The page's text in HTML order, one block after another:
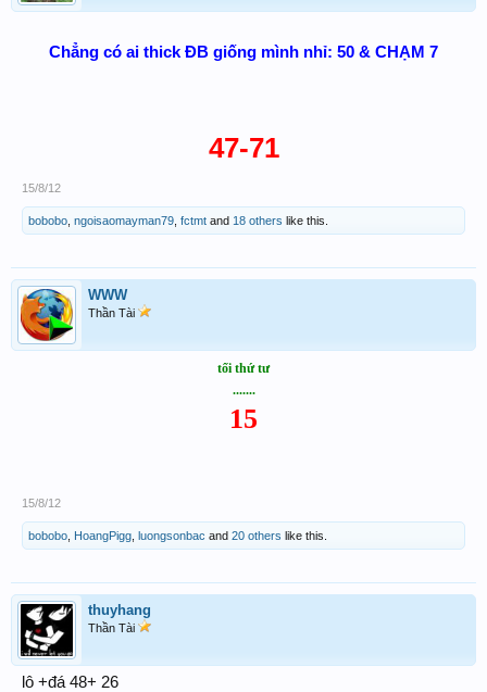
Chẳng có ai thick ĐB giống mình nhỉ: 50 & CHẠM 7
47-71
15/8/12
bobobo ngoisaomayman79 fctmt and 18 others like this.
WWW
Thần Tài
tối thứ tư
.......
15
15/8/12
bobobo HoangPigg luongsonbac and 20 others like this.
thuyhang
Thần Tài
lô +đá 48+ 26